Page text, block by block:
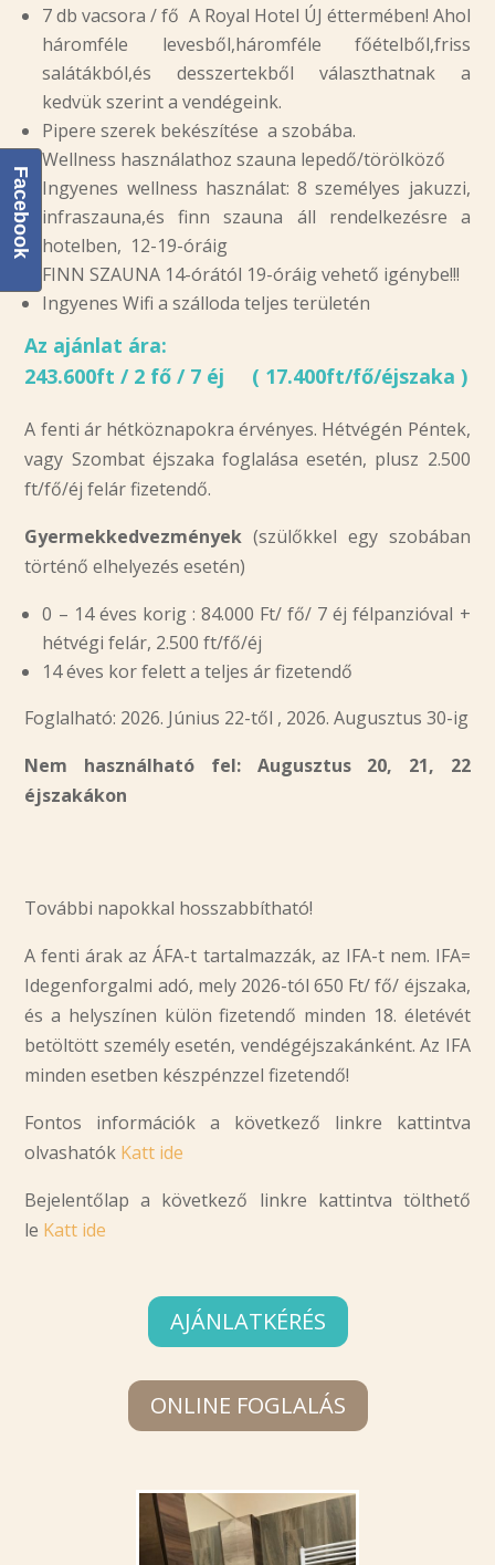
7 db vacsora / fő A Royal Hotel ÚJ éttermében! Ahol
háromféle levesből,háromféle főételből,friss
salátákból,és desszertekből választhatnak a
kedvük szerint a vendégeink.
Pipere szerek bekészítése a szobába.
Wellness használathoz szauna lepedő/törölköző
Ingyenes wellness használat: 8 személyes jakuzzi,
infraszauna,és finn szauna áll rendelkezésre a
hotelben, 12-19-óráig
FINN SZAUNA 14-órától 19-óráig vehető igénybe!!!
Ingyenes Wifi a szálloda teljes területén
Az ajánlat ára:
243.600ft / 2 fő / 7 éj ( 17.400ft/fő/éjszaka )
A fenti ár hétköznapokra érvényes. Hétvégén Péntek,
vagy Szombat éjszaka foglalása esetén, plusz 2.500
ft/fő/éj felár fizetendő.
Gyermekkedvezmények (szülőkkel egy szobában
történő elhelyezés esetén)
0 – 14 éves korig : 84.000 Ft/ fő/ 7 éj félpanzióval +
hétvégi felár, 2.500 ft/fő/éj
14 éves kor felett a teljes ár fizetendő
Foglalható: 2026. Június 22-től , 2026. Augusztus 30-ig
Nem használható fel: Augusztus 20, 21, 22
éjszakákon
További napokkal hosszabbítható!
A fenti árak az ÁFA-t tartalmazzák, az IFA-t nem. IFA=
Idegenforgalmi adó, mely 2026-tól 650 Ft/ fő/ éjszaka,
és a helyszínen külön fizetendő minden 18. életévét
betöltött személy esetén, vendégéjszakánként. Az IFA
minden esetben készpénzzel fizetendő!
Fontos információk a következő linkre kattintva
olvashatók Katt ide
Bejelentőlap a következő linkre kattintva tölthető
le Katt ide
AJÁNLATKÉRÉS
ONLINE FOGLALÁS
Facebook